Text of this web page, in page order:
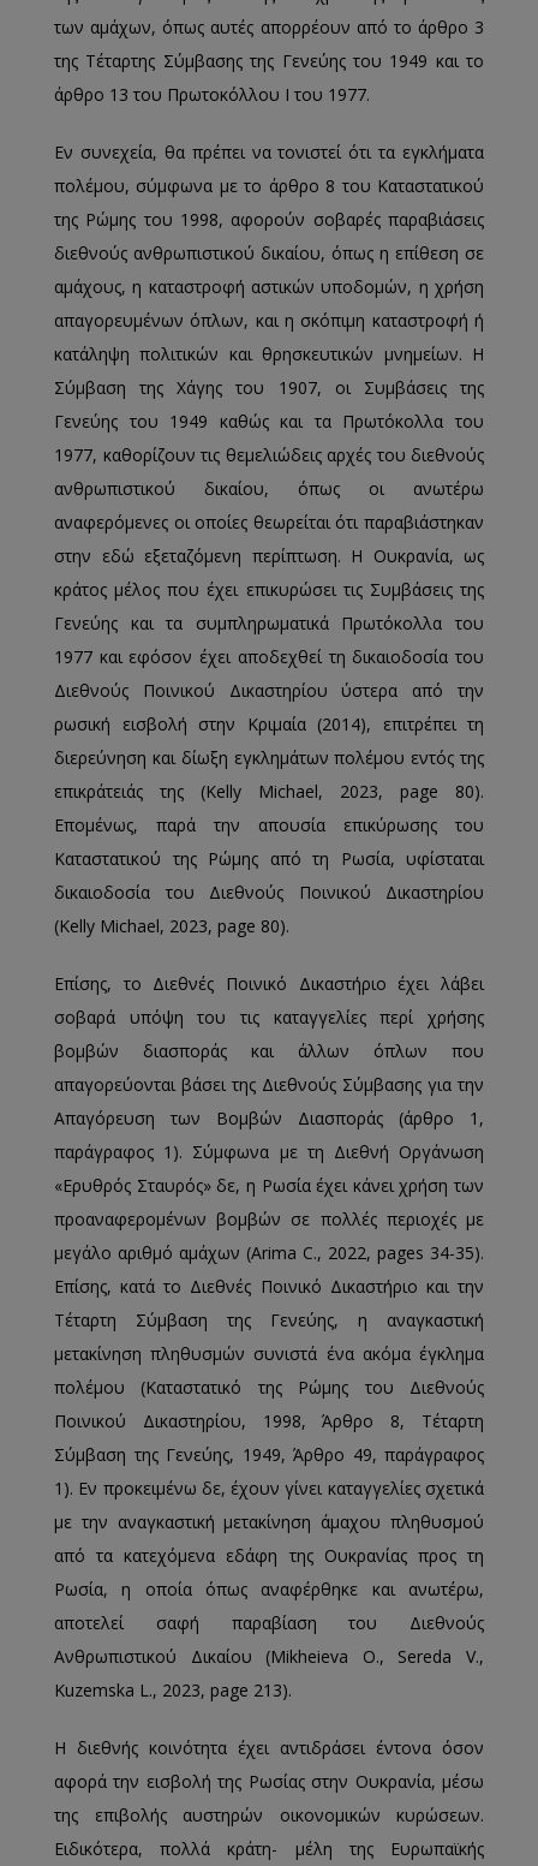
των αμάχων, όπως αυτές απορρέουν από το άρθρο 3
της Τέταρτης Σύμβασης της Γενεύης του 1949 και το
άρθρο 13 του Πρωτοκόλλου Ι του 1977.
Εν συνεχεία, θα πρέπει να τονιστεί ότι τα εγκλήματα
πολέμου, σύμφωνα με το άρθρο 8 του Καταστατικού
της Ρώμης του 1998, αφορούν σοβαρές παραβιάσεις
διεθνούς ανθρωπιστικού δικαίου, όπως η επίθεση σε
αμάχους, η καταστροφή αστικών υποδομών, η χρήση
απαγορευμένων όπλων, και η σκόπιμη καταστροφή ή
κατάληψη πολιτικών και θρησκευτικών μνημείων. Η
Σύμβαση της Χάγης του 1907, οι Συμβάσεις της
Γενεύης του 1949 καθώς και τα Πρωτόκολλα του
1977, καθορίζουν τις θεμελιώδεις αρχές του διεθνούς
ανθρωπιστικού δικαίου, όπως οι ανωτέρω
αναφερόμενες οι οποίες θεωρείται ότι παραβιάστηκαν
στην εδώ εξεταζόμενη περίπτωση. Η Ουκρανία, ως
κράτος μέλος που έχει επικυρώσει τις Συμβάσεις της
Γενεύης και τα συμπληρωματικά Πρωτόκολλα του
1977 και εφόσον έχει αποδεχθεί τη δικαιοδοσία του
Διεθνούς Ποινικού Δικαστηρίου ύστερα από την
ρωσική εισβολή στην Κριμαία (2014), επιτρέπει τη
διερεύνηση και δίωξη εγκλημάτων πολέμου εντός της
επικράτειάς της (Kelly Michael, 2023, page 80).
Επομένως, παρά την απουσία επικύρωσης του
Καταστατικού της Ρώμης από τη Ρωσία, υφίσταται
δικαιοδοσία του Διεθνούς Ποινικού Δικαστηρίου
(Kelly Michael, 2023, page 80).
Επίσης, το Διεθνές Ποινικό Δικαστήριο έχει λάβει
σοβαρά υπόψη του τις καταγγελίες περί χρήσης
βομβών διασποράς και άλλων όπλων που
απαγορεύονται βάσει της Διεθνούς Σύμβασης για την
Απαγόρευση των Βομβών Διασποράς (άρθρο 1,
παράγραφος 1). Σύμφωνα με τη Διεθνή Οργάνωση
«Ερυθρός Σταυρός» δε, η Ρωσία έχει κάνει χρήση των
προαναφερομένων βομβών σε πολλές περιοχές με
μεγάλο αριθμό αμάχων (Arima C., 2022, pages 34-35).
Επίσης, κατά το Διεθνές Ποινικό Δικαστήριο και την
Τέταρτη Σύμβαση της Γενεύης, η αναγκαστική
μετακίνηση πληθυσμών συνιστά ένα ακόμα έγκλημα
πολέμου (Καταστατικό της Ρώμης του Διεθνούς
Ποινικού Δικαστηρίου, 1998, Άρθρο 8, Τέταρτη
Σύμβαση της Γενεύης, 1949, Άρθρο 49, παράγραφος
1). Εν προκειμένω δε, έχουν γίνει καταγγελίες σχετικά
με την αναγκαστική μετακίνηση άμαχου πληθυσμού
από τα κατεχόμενα εδάφη της Ουκρανίας προς τη
Ρωσία, η οποία όπως αναφέρθηκε και ανωτέρω,
αποτελεί σαφή παραβίαση του Διεθνούς
Ανθρωπιστικού Δικαίου (Mikheieva O., Sereda V.,
Kuzemska L., 2023, page 213).
Η διεθνής κοινότητα έχει αντιδράσει έντονα όσον
αφορά την εισβολή της Ρωσίας στην Ουκρανία, μέσω
της επιβολής αυστηρών οικονομικών κυρώσεων.
Ειδικότερα, πολλά κράτη- μέλη της Ευρωπαϊκής